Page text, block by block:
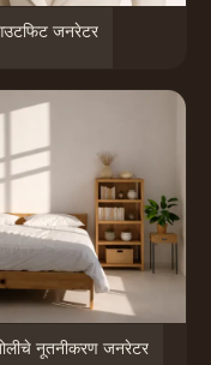
जनरेटर
नूतनीकरण जनरेटर